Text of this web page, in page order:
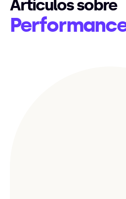
Artículos sobre